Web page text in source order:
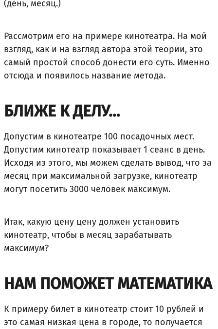
(день, месяц.)
Рассмотрим его на примере кинотеатра. На мой
взгляд, как и на взгляд автора этой теории, это
самый простой способ донести его суть. Именно
отсюда и появилось название метода.
БЛИЖЕ К ДЕЛУ…
Допустим в кинотеатре 100 посадочных мест.
Допустим кинотеатр показывает 1 сеанс в день.
Исходя из этого, мы можем сделать вывод, что за
месяц при максимальной загрузке, кинотеатр
могут посетить 3000 человек максимум.
Итак, какую цену цену должен установить
кинотеатр, чтобы в месяц зарабатывать
максимум?
НАМ ПОМОЖЕТ МАТЕМАТИКА
К примеру билет в кинотеатр стоит 10 рублей и
это самая низкая цена в городе, то получается